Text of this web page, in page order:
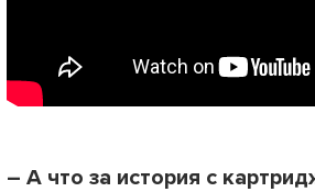
– А что за история с